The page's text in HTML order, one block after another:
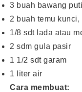
3 buah bawang
2 buah temu
1/8 sdt lada atau
2 sdm gula pasir
1 1/2 sdt garam
1 liter air
Cara membuat: